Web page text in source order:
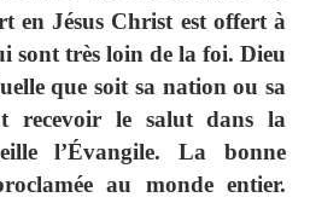
en Jésus Christ est offert à
sont très loin de la foi. Dieu
que soit sa nation ou sa
recevoir le salut dans la
l’Évangile. La bonne
au monde entier.